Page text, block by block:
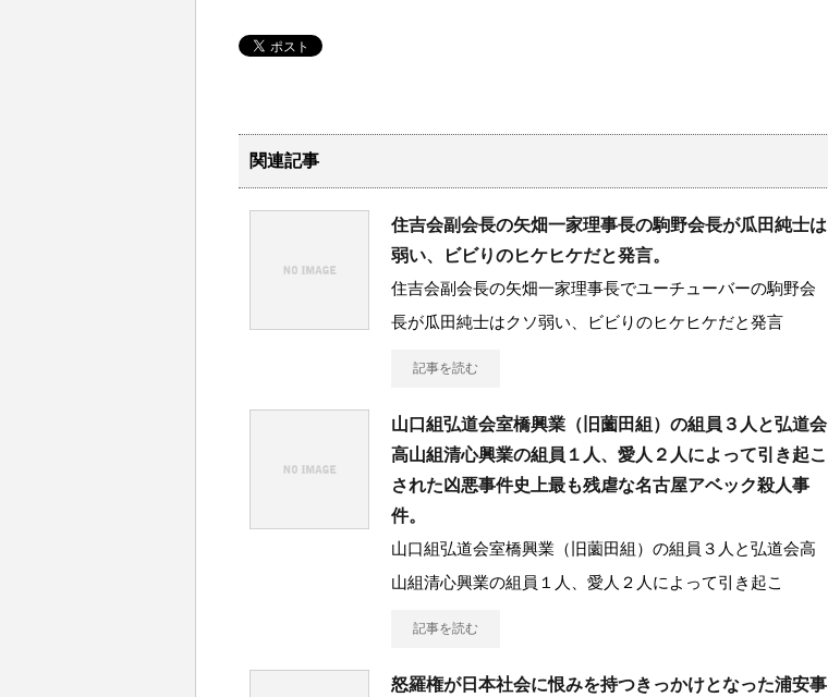
関連記事
住吉会副会長の矢畑一家理事長の駒野会長が瓜田純士は
弱い、ビビりのヒケヒケだと発言。
住吉会副会長の矢畑一家理事長でユーチューバーの駒野会
長が瓜田純士はクソ弱い、ビビりのヒケヒケだと発言
記事を読む
山口組弘道会室橋興業（旧薗田組）の組員３人と弘道会
高山組清心興業の組員１人、愛人２人によって引き起こ
された凶悪事件史上最も残虐な名古屋アベック殺人事
件。
山口組弘道会室橋興業（旧薗田組）の組員３人と弘道会高
山組清心興業の組員１人、愛人２人によって引き起こ
記事を読む
怒羅権が日本社会に恨みを持つきっかけとなった浦安事